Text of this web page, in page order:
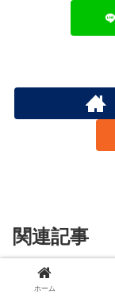
関連記事
コーヒーダイエット
ホーム